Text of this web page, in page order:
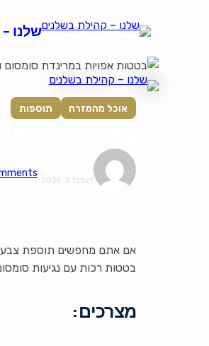
שלנו
אוכל מהמזרח תוספות
מנהלי קהילה
דצמבר 3, 2025
אם אתם מחפשים תוספת
בטטות רכות עם נגיעות
מצרכים: